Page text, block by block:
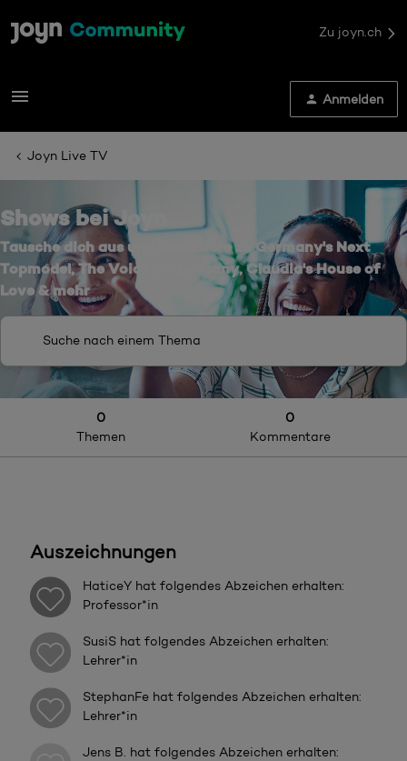
Zu joyn.ch
Anmelden
Joyn Live TV
Shows bei Joyn
Tausche dich aus und diskutiere zu Germany's Next
Topmodel, The Voice of Germany, Claudia's House of
Love & mehr
0
Themen
0
Kommentare
Auszeichnungen
HaticeY hat folgendes Abzeichen erhalten:
Professor*in
SusiS hat folgendes Abzeichen erhalten:
Lehrer*in
StephanFe hat folgendes Abzeichen erhalten:
Lehrer*in
Jens B. hat folgendes Abzeichen erhalten: